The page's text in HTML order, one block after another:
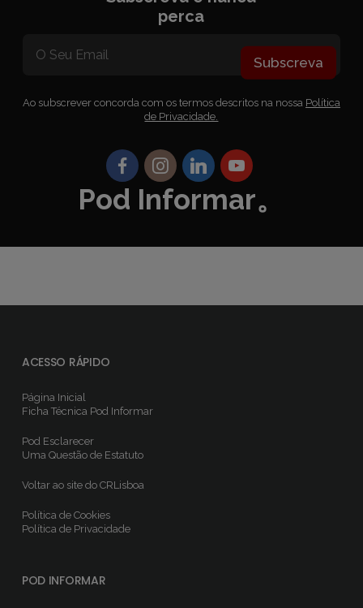
perca
Subscreva
Ao subscrever concorda com os termos descritos na nossa Política
de Privacidade.
Pod Informar。
ACESSO RÁPIDO
Página Inicial
Ficha Técnica Pod Informar
Pod Esclarecer
Uma Questão de Estatuto
Voltar ao site do CRLisboa
Política de Cookies
Política de Privacidade
POD INFORMAR